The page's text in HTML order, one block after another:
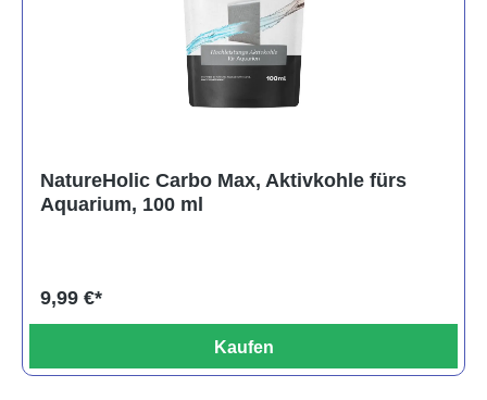
NatureHolic Carbo Max, Aktivkohle fürs
Aquarium, 100 ml
9,99 €*
Kaufen